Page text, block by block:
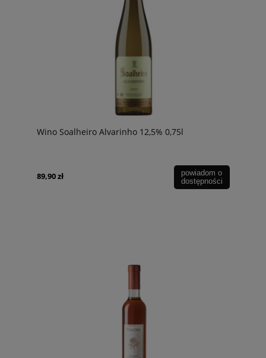
Wino Soalheiro Alvarinho 12,5% 0,75l
89,90 zł
powiadom o
dostępności